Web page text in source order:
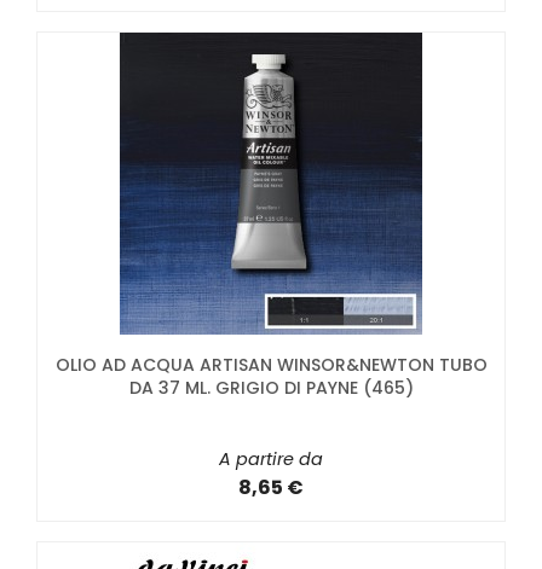
OLIO AD ACQUA ARTISAN WINSOR&NEWTON TUBO
DA 37 ML. GRIGIO DI PAYNE (465)
A partire da
8,65 €